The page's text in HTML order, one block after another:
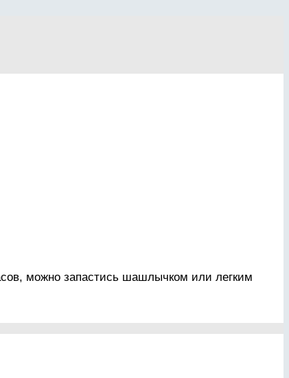
можно запастись шашлычком или легким